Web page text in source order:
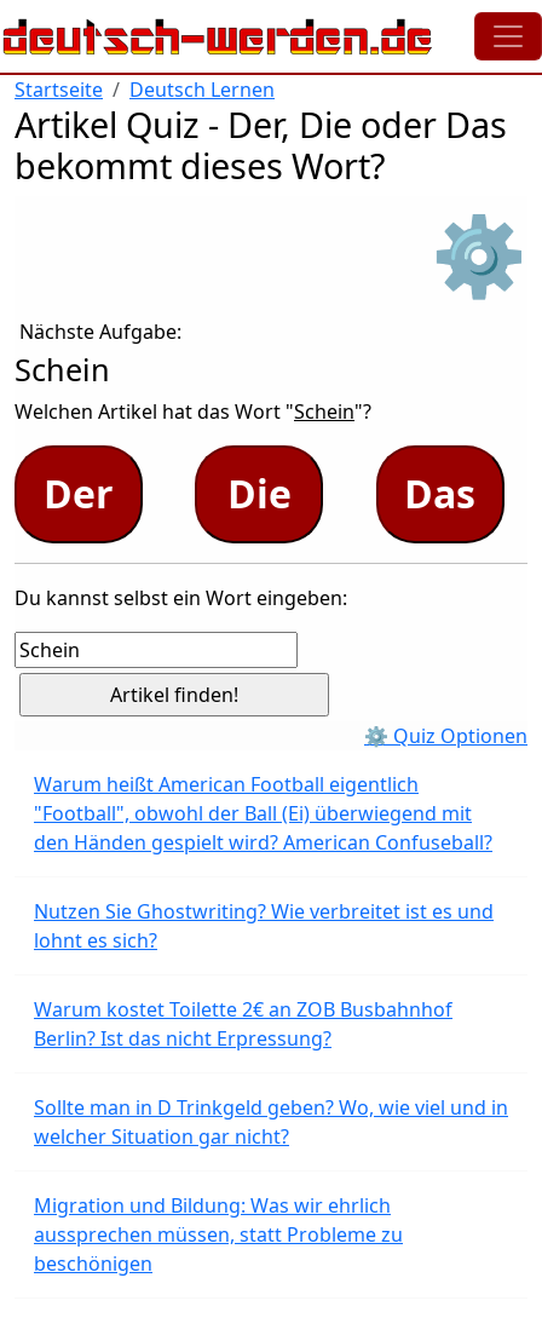
Direkt zum Inhalt
Startseite Deutsch Lernen
Artikel Quiz - Der, Die oder Das
bekommt dieses Wort?
⚙
Nächste Aufgabe:
Schein
Welchen Artikel hat das Wort "Schein"?
Der Die Das
Du kannst selbst ein Wort eingeben:
⚙ Quiz Optionen
Warum heißt American Football eigentlich
"Football", obwohl der Ball (Ei) überwiegend mit
den Händen gespielt wird? American Confuseball?
Nutzen Sie Ghostwriting? Wie verbreitet ist es und
lohnt es sich?
Warum kostet Toilette 2€ an ZOB Busbahnhof
Berlin? Ist das nicht Erpressung?
Sollte man in D Trinkgeld geben? Wo, wie viel und in
welcher Situation gar nicht?
Migration und Bildung: Was wir ehrlich
aussprechen müssen, statt Probleme zu
beschönigen